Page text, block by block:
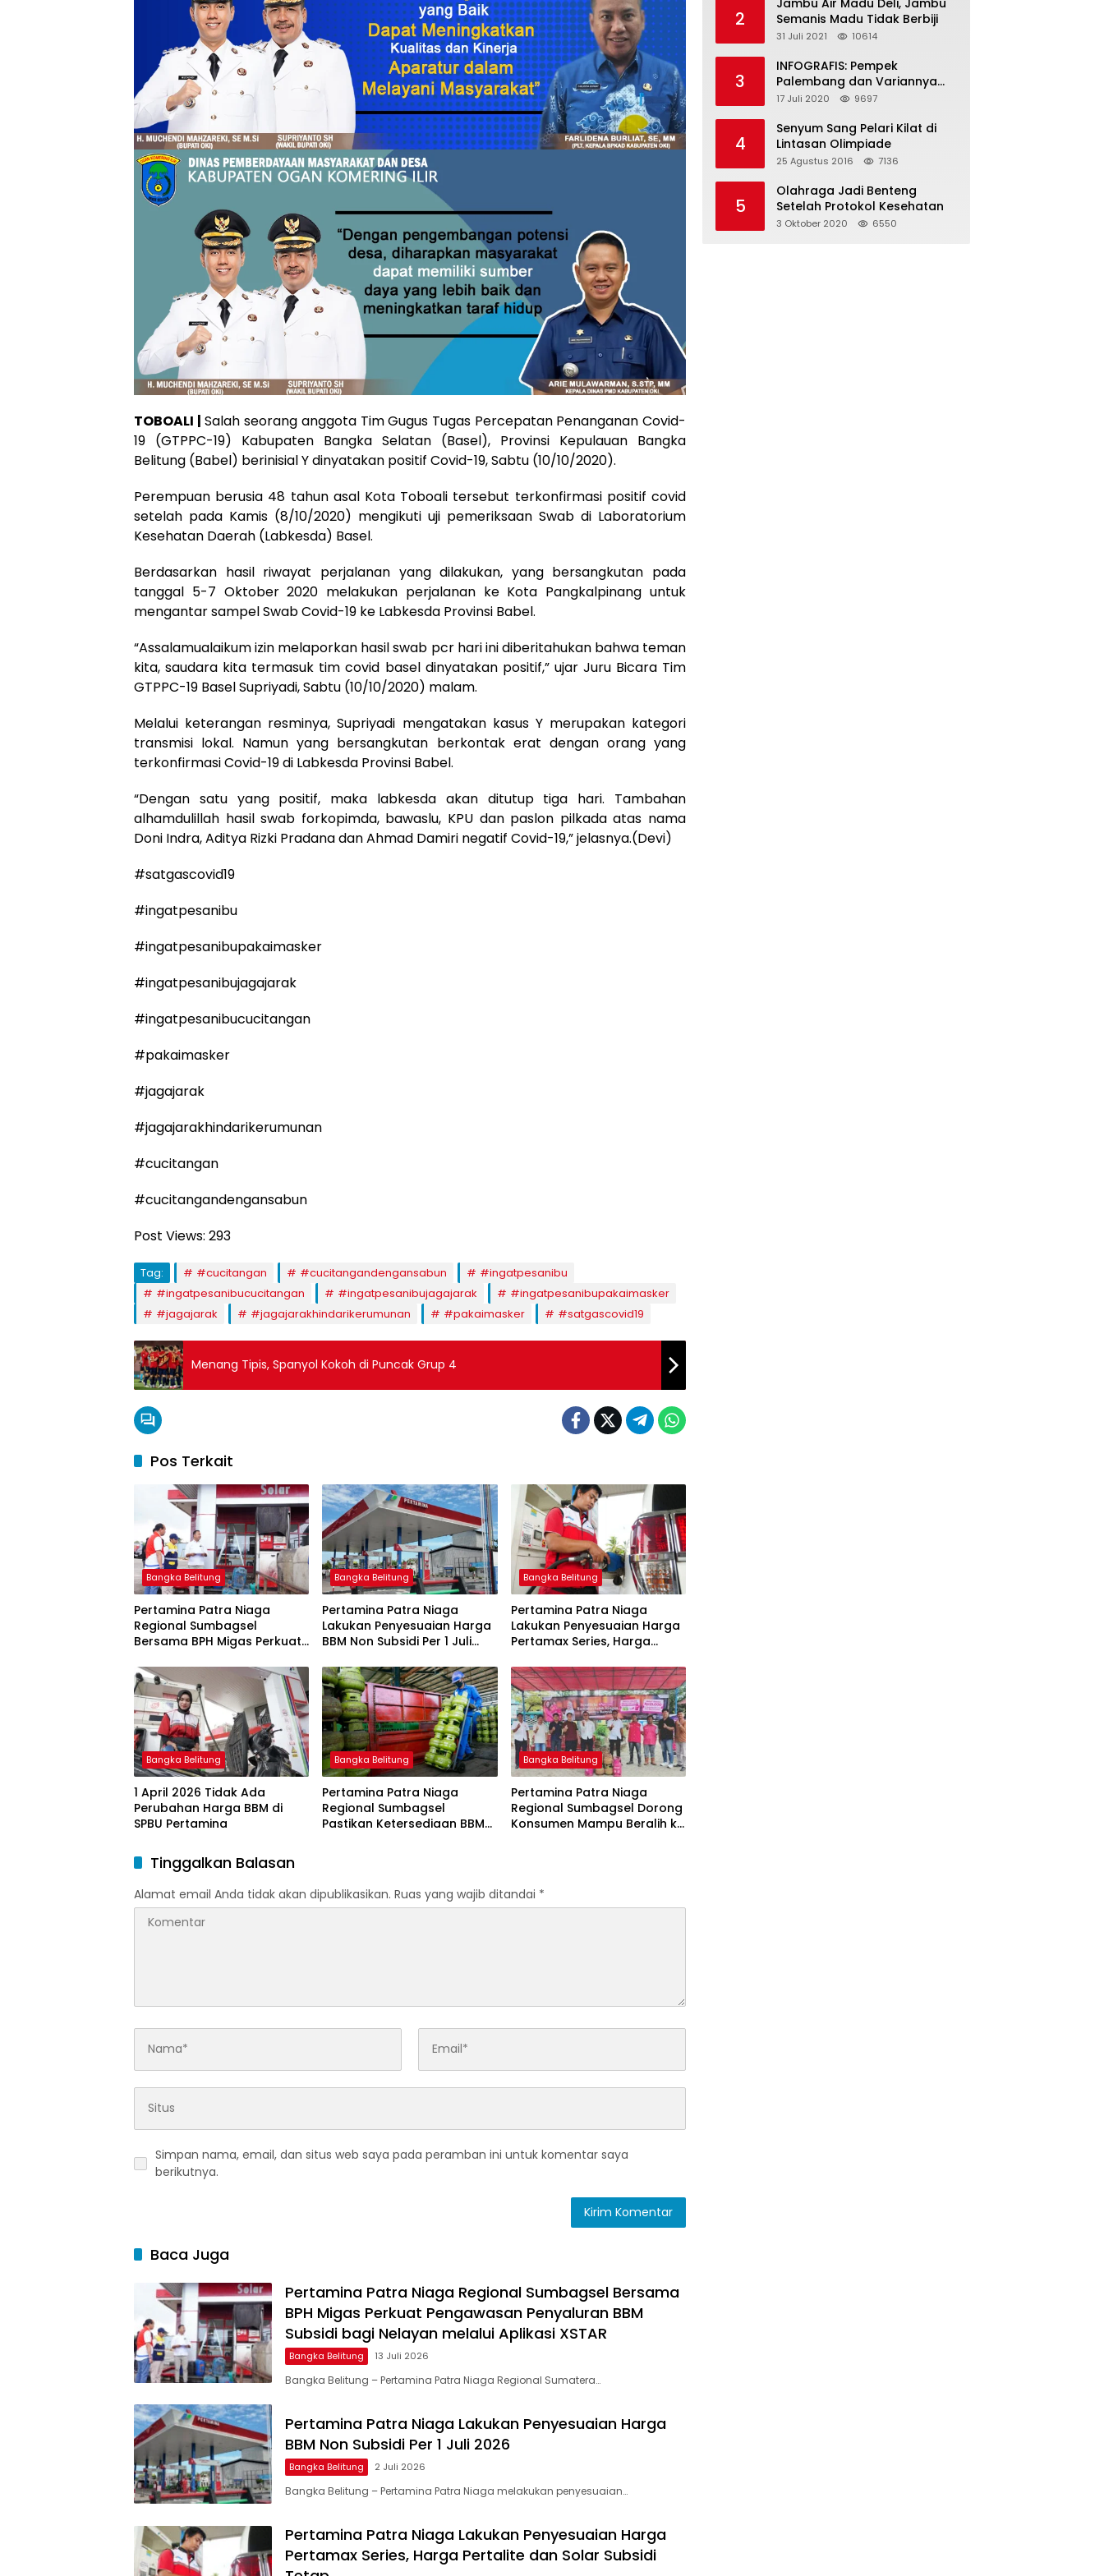
TOBOALI | Salah seorang anggota Tim Gugus Tugas Percepatan Penanganan Covid-
19 (GTPPC-19) Kabupaten Bangka Selatan (Basel), Provinsi Kepulauan Bangka
Belitung (Babel) berinisial Y dinyatakan positif Covid-19, Sabtu (10/10/2020).
Perempuan berusia 48 tahun asal Kota Toboali tersebut terkonfirmasi positif covid
setelah pada Kamis (8/10/2020) mengikuti uji pemeriksaan Swab di Laboratorium
Kesehatan Daerah (Labkesda) Basel.
Berdasarkan hasil riwayat perjalanan yang dilakukan, yang bersangkutan pada
tanggal 5-7 Oktober 2020 melakukan perjalanan ke Kota Pangkalpinang untuk
mengantar sampel Swab Covid-19 ke Labkesda Provinsi Babel.
“Assalamualaikum izin melaporkan hasil swab pcr hari ini diberitahukan bahwa teman
kita, saudara kita termasuk tim covid basel dinyatakan positif,” ujar Juru Bicara Tim
GTPPC-19 Basel Supriyadi, Sabtu (10/10/2020) malam.
Melalui keterangan resminya, Supriyadi mengatakan kasus Y merupakan kategori
transmisi lokal. Namun yang bersangkutan berkontak erat dengan orang yang
terkonfirmasi Covid-19 di Labkesda Provinsi Babel.
“Dengan satu yang positif, maka labkesda akan ditutup tiga hari. Tambahan
alhamdulillah hasil swab forkopimda, bawaslu, KPU dan paslon pilkada atas nama
Doni Indra, Aditya Rizki Pradana dan Ahmad Damiri negatif Covid-19,” jelasnya.(Devi)
#satgascovid19
#ingatpesanibu
#ingatpesanibupakaimasker
#ingatpesanibujagajarak
#ingatpesanibucucitangan
#pakaimasker
#jagajarak
#jagajarakhindarikerumunan
#cucitangan
#cucitangandengansabun
Post Views: 293
Tag: #cucitangan #cucitangandengansabun
#ingatpesanibu
#ingatpesanibucucitangan
#ingatpesanibujagajarak
#ingatpesanibupakaimasker
#jagajarak
#jagajarakhindarikerumunan #pakaimasker #satgascovid19
Menang Tipis, Spanyol Kokoh di Puncak Grup 4
Pos Terkait
Bangka Belitung
Pertamina Patra Niaga
Regional Sumbagsel
Bersama BPH Migas Perkuat
BBM Subsidi bagi Nelayan
melalui Aplikasi XSTAR
Bangka Belitung
Pertamina Patra Niaga
Lakukan Penyesuaian Harga
BBM Non Subsidi Per 1 Juli
Bangka Belitung
Pertamina Patra Niaga
Lakukan Penyesuaian Harga
Pertamax Series, Harga
Tetap
Bangka Belitung
1 April 2026 Tidak Ada
Perubahan Harga BBM di
SPBU Pertamina
Bangka Belitung
Pertamina Patra Niaga
Regional Sumbagsel
Pastikan Ketersediaan BBM
Bangka Belitung
Pertamina Patra Niaga
Regional Sumbagsel Dorong
Konsumen Mampu Beralih ke
Tinggalkan Balasan
Alamat email Anda tidak akan dipublikasikan. Ruas yang wajib ditandai *
Simpan nama, email, dan situs web saya pada peramban ini untuk komentar saya
berikutnya.
Baca Juga
Pertamina Patra Niaga Regional Sumbagsel Bersama
BPH Migas Perkuat Pengawasan Penyaluran BBM
Subsidi bagi Nelayan melalui Aplikasi XSTAR
Bangka Belitung 13 Juli 2026
Bangka Belitung – Pertamina Patra Niaga Regional Sumatera…
Pertamina Patra Niaga Lakukan Penyesuaian Harga
BBM Non Subsidi Per 1 Juli 2026
Bangka Belitung 2 Juli 2026
Bangka Belitung – Pertamina Patra Niaga melakukan penyesuaian…
Pertamina Patra Niaga Lakukan Penyesuaian Harga
Pertamax Series, Harga Pertalite dan Solar Subsidi
2
Jambu Air Madu Deli, Jambu
Semanis Madu Tidak Berbiji
31 Juli 2021 10614
3
INFOGRAFIS: Pempek
Palembang dan Variannya
yang Melegenda
17 Juli 2020 9697
4
Senyum Sang Pelari Kilat di
Lintasan Olimpiade
25 Agustus 2016 7136
5
Olahraga Jadi Benteng
Setelah Protokol Kesehatan
3 Oktober 2020 6550